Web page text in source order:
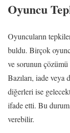
Oyuncu
Oyuncuların
buldu. Birçok
ve sorunun
Bazıları, iade
diğerleri ise
ifade etti. Bu
verebilir.